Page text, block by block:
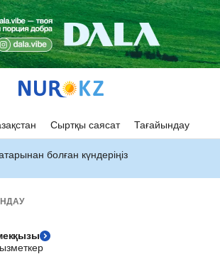
Сыртқы саясат Тағайындау
болған күндеріңіз